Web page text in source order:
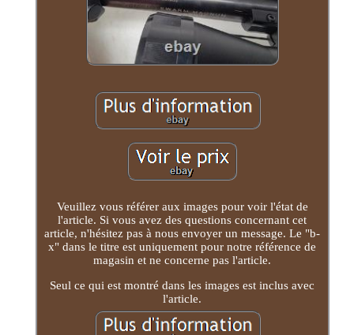
Veuillez vous référer aux images pour voir l'état de
l'article. Si vous avez des questions concernant cet
article, n'hésitez pas à nous envoyer un message. Le "b-
x" dans le titre est uniquement pour notre référence de
magasin et ne concerne pas l'article.
Seul ce qui est montré dans les images est inclus avec
l'article.